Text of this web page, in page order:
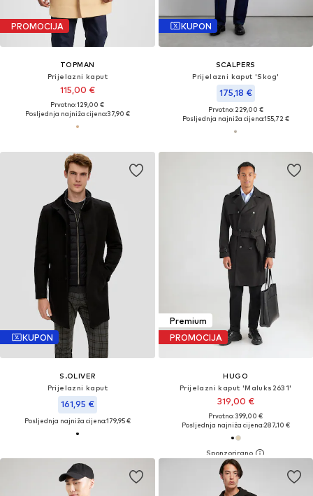
PROMOCIJA
TOPMAN
Prijelazni kaput
115,00 €
Prvotno: 129,00 €
Posljednja najniža cijena:37,90 €
KUPON
SCALPERS
Prijelazni kaput 'Skog'
175,18 €
Prvotno: 229,00 €
Posljednja najniža cijena:155,72 €
KUPON
S.OLIVER
Prijelazni kaput
161,95 €
Posljednja najniža cijena:179,95 €
Premium
PROMOCIJA
HUGO
Prijelazni kaput 'Maluks2631'
319,00 €
Prvotno: 399,00 €
Posljednja najniža cijena:287,10 €